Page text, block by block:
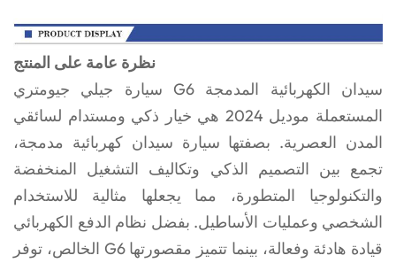
نظرة عامة على المنتج
سيارة جيلي جيومتري G6 سيدان الكهربائية المدمجة
المستعملة موديل 2024 هي خيار ذكي ومستدام لسائقي
المدن العصرية. بصفتها سيارة سيدان كهربائية مدمجة،
تجمع بين التصميم الذكي وتكاليف التشغيل المنخفضة
والتكنولوجيا المتطورة، مما يجعلها مثالية للاستخدام
الشخصي وعمليات الأساطيل. بفضل نظام الدفع الكهربائي
الخالص، توفر G6 قيادة هادئة وفعالة، بينما تتميز مقصورتها